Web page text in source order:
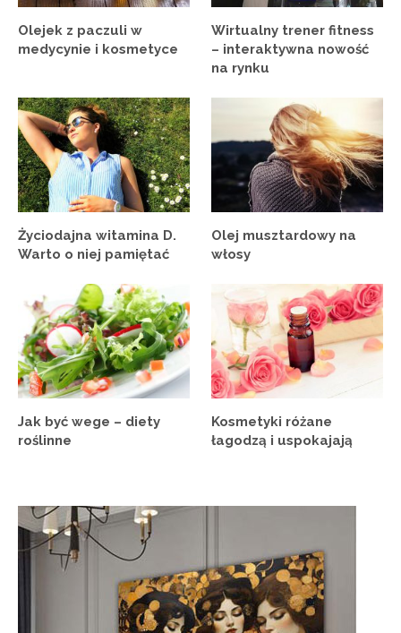
Olejek z paczuli w
medycynie i kosmetyce
Wirtualny trener fitness
– interaktywna nowość
na rynku
Życiodajna witamina D.
Warto o niej pamiętać
Olej musztardowy na
włosy
Jak być wege – diety
roślinne
Kosmetyki różane
łagodzą i uspokajają